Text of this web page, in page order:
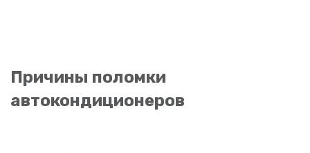
Причины поломки
автокондиционеров